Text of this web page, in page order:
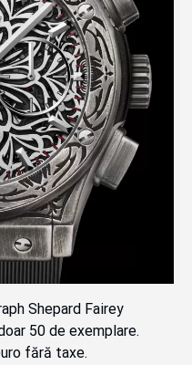
Shepard Fairey
50 de exemplare.
fără taxe.